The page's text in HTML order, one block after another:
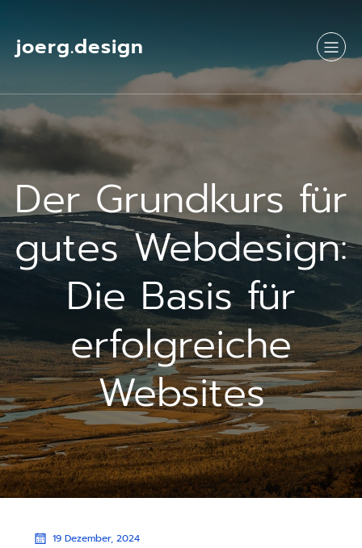
joerg.design
Der Grundkurs für
gutes Webdesign:
Die Basis für
erfolgreiche
Websites
19 Dezember, 2024